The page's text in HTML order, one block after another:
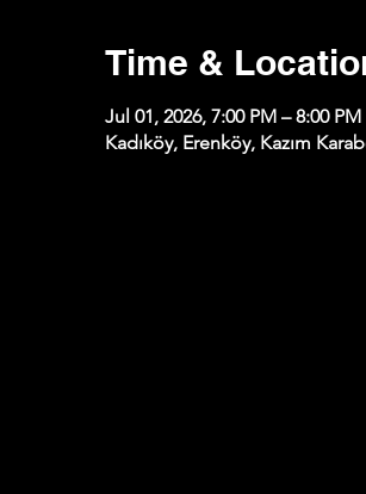
Time &
Jul 01, 2026, 7:00 PM – 8:00 PM
Kadıköy, Erenköy, Kazım